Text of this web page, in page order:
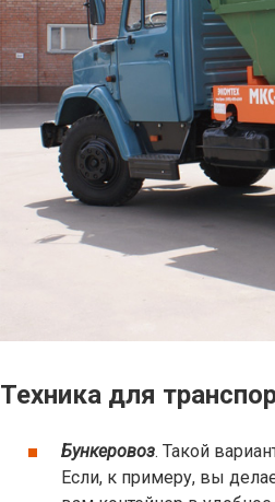
Техника для
Бункеровоз. Такой
Если, к примеру, вы